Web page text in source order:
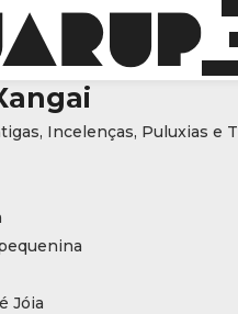
Incelenças, Puluxias e
Jóia